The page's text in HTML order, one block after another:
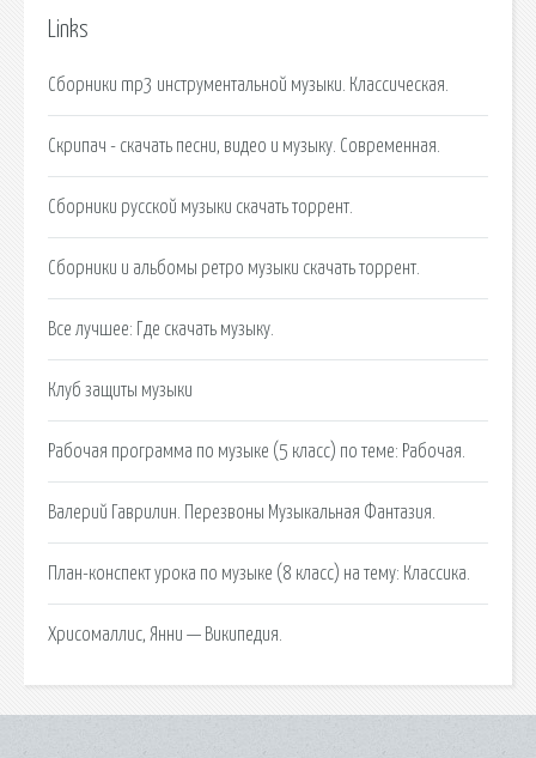
Links
Сборники mp3 инструментальной музыки. Классическая.
Скрипач - скачать песни, видео и музыку. Современная.
Сборники русской музыки скачать торрент.
Сборники и альбомы ретро музыки скачать торрент.
Все лучшее: Где скачать музыку.
Клуб защиты музыки
Рабочая программа по музыке (5 класс) по теме: Рабочая.
Валерий Гаврилин. Перезвоны Музыкальная Фантазия.
План-конспект урока по музыке (8 класс) на тему: Классика.
Хрисомаллис, Янни — Википедия.